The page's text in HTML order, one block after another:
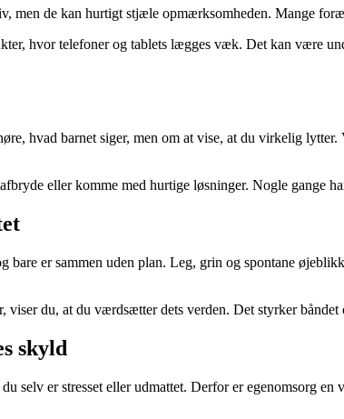
men de kan hurtigt stjæle opmærksomheden. Mange
hvor telefoner og tablets lægges væk. Det kan være
hvad barnet siger, men om at vise, at du virkelig
eller komme med hurtige løsninger. Nogle gange
er sammen uden plan. Leg, grin og spontane
viser du, at du værdsætter dets verden. Det styrker
skyld
selv er stresset eller udmattet. Derfor er egenomsorg